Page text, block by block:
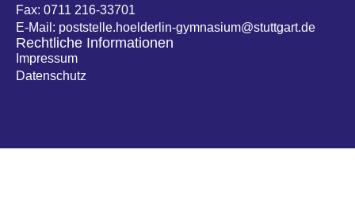
Fax: 0711 216-33701
E-Mail: poststelle.hoelderlin-gymnasium@stuttgart.de
Rechtliche Informationen
Impressum
Datenschutz